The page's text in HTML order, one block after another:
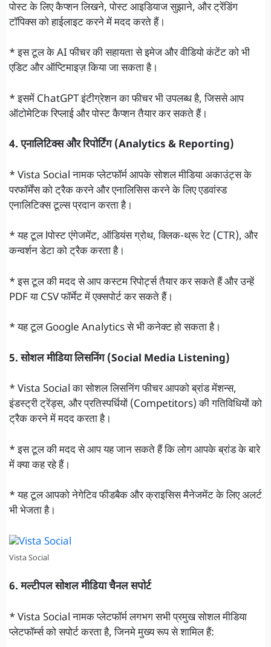
पोस्ट के लिए कैप्शन लिखने, पोस्ट आइडियाज सुझाने, और ट्रेंडिंग
टॉपिक्स को हाईलाइट करने में मदद करते हैं।
* इस टूल के AI फीचर की सहायता से इमेज और वीडियो कंटेंट को भी
एडिट और ऑप्टिमाइज़ किया जा सकता है।
* इसमें ChatGPT इंटीग्रेशन का फीचर भी उपलब्ध है, जिससे आप
ऑटोमेटिक रिप्लाई और पोस्ट कैप्शन तैयार कर सकते हैं।
4. एनालिटिक्स और रिपोर्टिंग (Analytics & Reporting)
* Vista Social नामक प्लेटफॉर्म आपके सोशल मीडिया अकाउंट्स के
परफॉर्मेंस को ट्रैक करने और एनालिसिस करने के लिए एडवांस्ड
एनालिटिक्स टूल्स प्रदान करता है।
* यह टूल lपोस्ट एंगेजमेंट, ऑडियंस ग्रोथ, क्लिक-थ्रू रेट (CTR), और
कन्वर्शन डेटा को ट्रैक करता है।
* इस टूल की मदद से आप कस्टम रिपोर्ट्स तैयार कर सकते हैं और उन्हें
PDF या CSV फॉर्मेट में एक्सपोर्ट कर सकते हैं।
* यह टूल Google Analytics से भी कनेक्ट हो सकता है।
5. सोशल मीडिया लिसनिंग (Social Media Listening)
* Vista Social का सोशल लिसनिंग फीचर आपको ब्रांड मेंशन्स,
इंडस्ट्री ट्रेंड्स, और प्रतिस्पर्धियों (Competitors) की गतिविधियों को
ट्रैक करने में मदद करता है।
* इस टूल की मदद से आप यह जान सकते हैं कि लोग आपके ब्रांड के बारे
में क्या कह रहे हैं।
* यह टूल आपको नेगेटिव फीडबैक और क्राइसिस मैनेजमेंट के लिए अलर्ट
भी भेजता है।
Vista Social
6. मल्टीपल सोशल मीडिया चैनल सपोर्ट
* Vista Social नामक प्लेटफॉर्म लगभग सभी प्रमुख सोशल मीडिया
प्लेटफॉर्म्स को सपोर्ट करता है, जिनमे मुख्य रूप से शामिल हैं: